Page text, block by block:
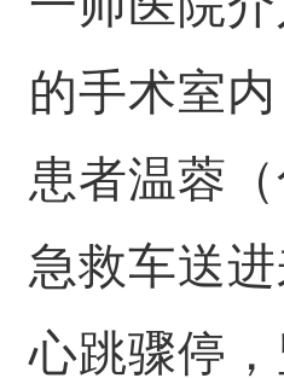
的手术室
患者温蓉
急救车送
心跳骤停